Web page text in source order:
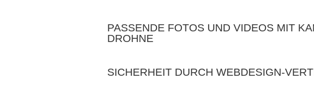
PASSENDE FOTOS UND VIDEOS MIT
DROHNE
SICHERHEIT DURCH WEBDESIGN-